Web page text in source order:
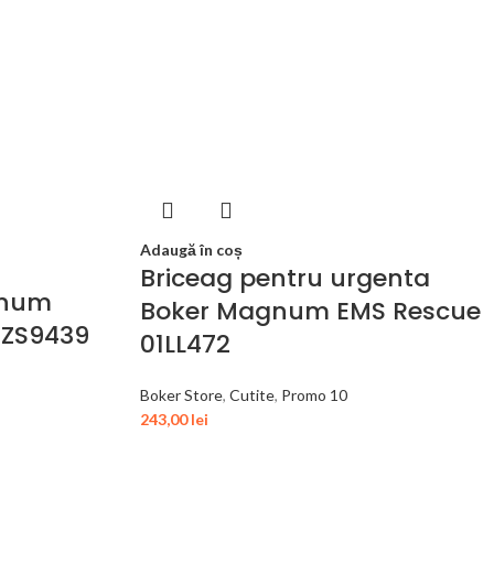
Adaugă în coș
Briceag pentru urgenta
Boker Magnum EMS Rescue
01LL472
Boker Store, Cutite, Promo 10
243,00lei